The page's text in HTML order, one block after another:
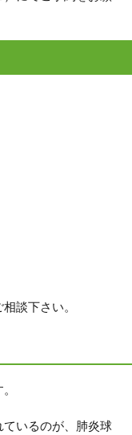
談下さい。
いるのが、肺炎球